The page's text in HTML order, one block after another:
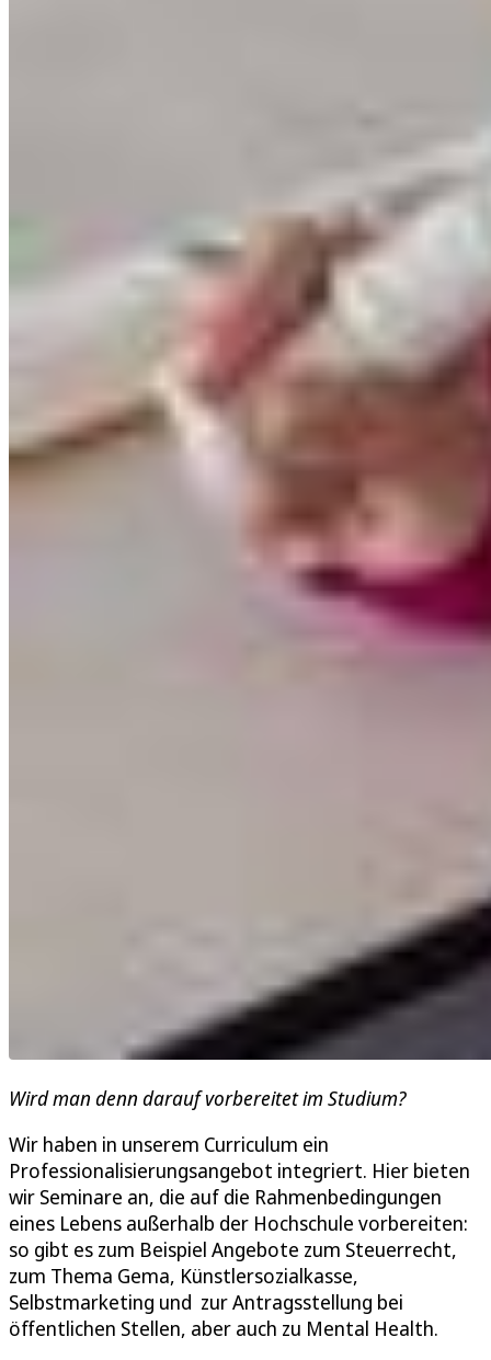
Wird man denn darauf vorbereitet im Studium?
Wir haben in unserem Curriculum ein
Professionalisierungsangebot integriert. Hier bieten
wir Seminare an, die auf die Rahmenbedingungen
eines Lebens außerhalb der Hochschule vorbereiten:
so gibt es zum Beispiel Angebote zum Steuerrecht,
zum Thema Gema, Künstlersozialkasse,
Selbstmarketing und zur Antragsstellung bei
öffentlichen Stellen, aber auch zu Mental Health.